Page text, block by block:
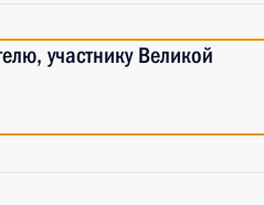
участнику Великой